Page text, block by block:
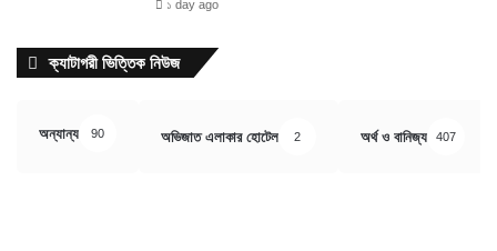
১ day ago
ক্যাটাগরী ভিত্তিক নিউজ
অন্যান্য 90 অভিজাত এলাকার হোটেল 2 অর্থ ও বানিজ্য 407